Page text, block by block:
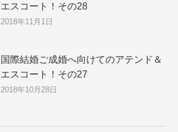
エスコート！その28
2018年11月1日
国際結婚ご成婚へ向けてのアテンド＆
エスコート！その27
2018年10月28日